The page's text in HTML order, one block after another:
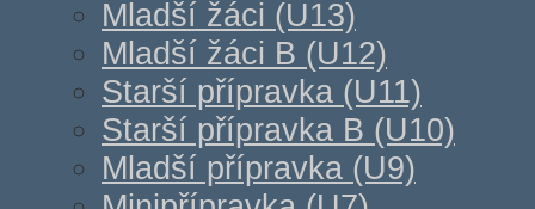
Mladší žáci (U13)
Mladší žáci B (U12)
Starší přípravka (U11)
Starší přípravka B (U10)
Mladší přípravka (U9)